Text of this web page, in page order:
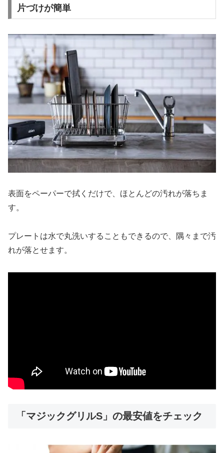
片づけが簡単
表面をペーパーで拭くだけで、ほとんどの汚れが落ちま
す。
プレートは水で丸洗いすることもできるので、隅々まで汚
れが落とせます。
「マジックグリルS」の最安値をチェック